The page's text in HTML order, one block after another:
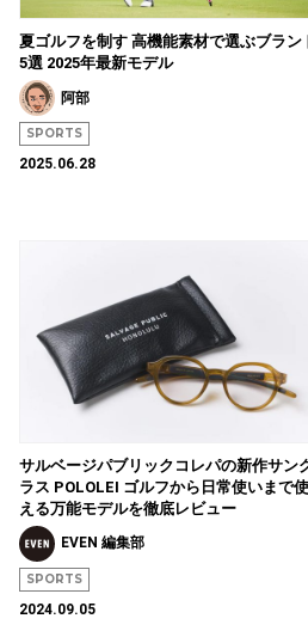
夏ゴルフを制す 高機能素材で選ぶブラン
5選 2025年最新モデル
阿部
SPORTS
2025.06.28
サルベージパブリックコレパの新作サン
ラス POLOLEI ゴルフから日常使いまで使
える万能モデルを徹底レビュー
EVEN 編集部
SPORTS
2024.09.05